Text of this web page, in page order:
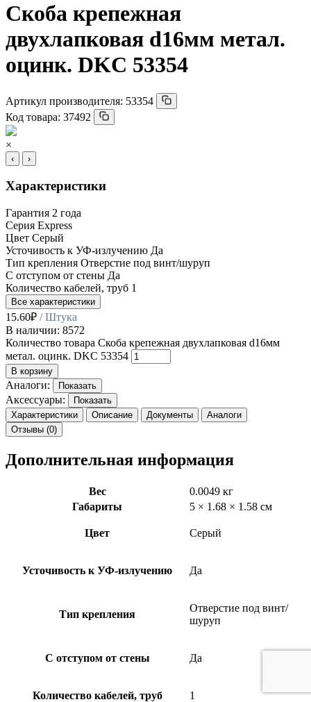
Скоба крепежная
двухлапковая d16мм метал.
оцинк. DKC 53354
Артикул производителя: 53354
Код товара: 37492
×
‹ ›
Характеристики
Гарантия 2 года
Серия Express
Цвет Серый
Усточивость к УФ-излучению Да
Тип крепления Отверстие под винт/шуруп
С отступом от стены Да
Количество кабелей, труб 1
Все характеристики
15.60₽ / Штука
В наличии: 8572
Количество товара Скоба крепежная двухлапковая d16мм
метал. оцинк. DKC 53354
В корзину
Аналоги: Показать
Аксессуары:
Показать
Характеристики
Описание Документы
Аналоги
Отзывы (0)
Дополнительная информация
Вес
0.0049 кг
Габариты
5 × 1.68 × 1.58 см
Цвет Серый
Усточивость к УФ-излучению Да
Тип крепления
Отверстие под винт/
шуруп
С отступом от стены Да
Количество кабелей, труб 1